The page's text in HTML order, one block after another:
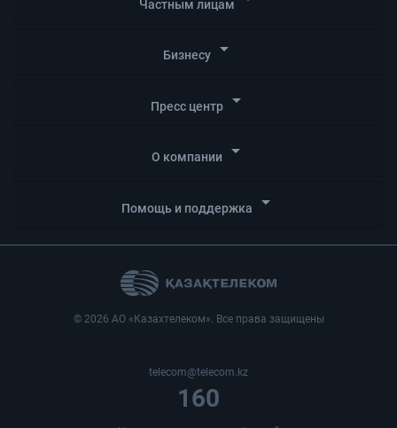
Частным лицам
Бизнесу arrow_drop_down
Пресс центр arrow_drop_down
О компании arrow_drop_down
Помощь и поддержка arrow_drop_down
© 2026 АО «Казахтелеком». Все права защищены
telecom@telecom.kz
160